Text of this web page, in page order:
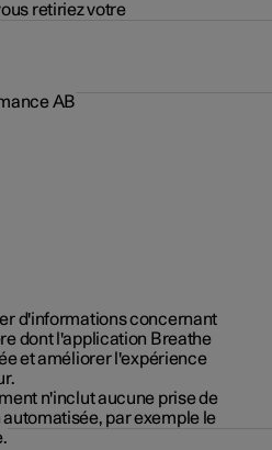
retiriez votre
AB
d'informations concernant
dont l'application Breathe
et améliorer l'expérience
n'inclut aucune prise de
par exemple le